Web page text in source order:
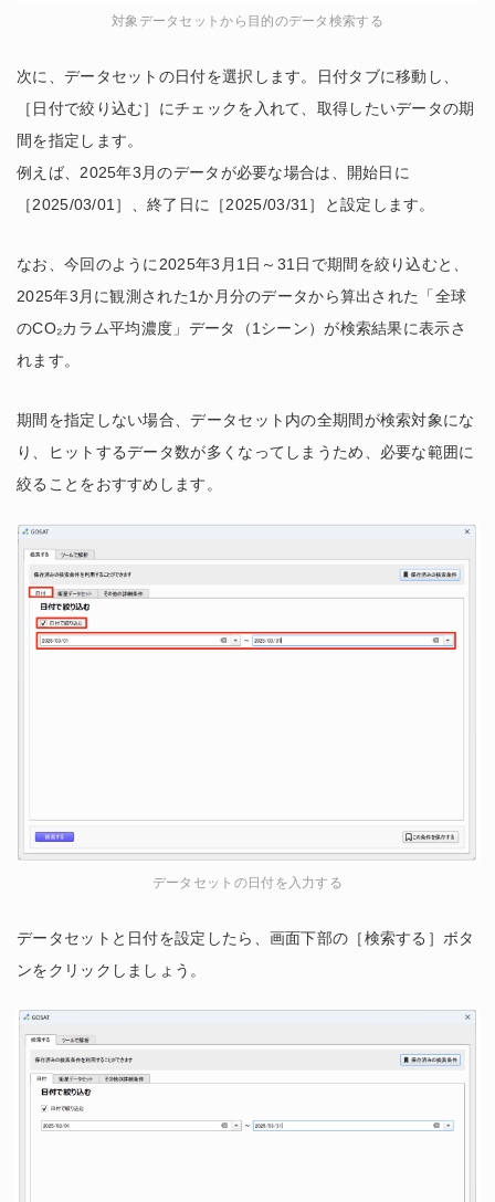
対象データセットから目的のデータ検索する
次に、データセットの日付を選択します。日付タブに移動し、
［日付で絞り込む］にチェックを入れて、取得したいデータの期
間を指定します。
例えば、2025年3月のデータが必要な場合は、開始日に
［2025/03/01］、終了日に［2025/03/31］と設定します。
なお、今回のように2025年3月1日～31日で期間を絞り込むと、
2025年3月に観測された1か月分のデータから算出された「全球
のCO₂カラム平均濃度」データ（1シーン）が検索結果に表示さ
れます。
期間を指定しない場合、データセット内の全期間が検索対象にな
り、ヒットするデータ数が多くなってしまうため、必要な範囲に
絞ることをおすすめします。
データセットの日付を入力する
データセットと日付を設定したら、画面下部の［検索する］ボタ
ンをクリックしましょう。